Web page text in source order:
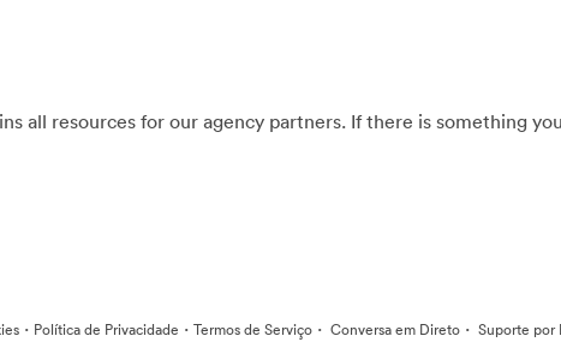
all resources for our agency partners. If there is something
· Política de Privacidade · Termos de Serviço · Conversa em Direto · Suporte por